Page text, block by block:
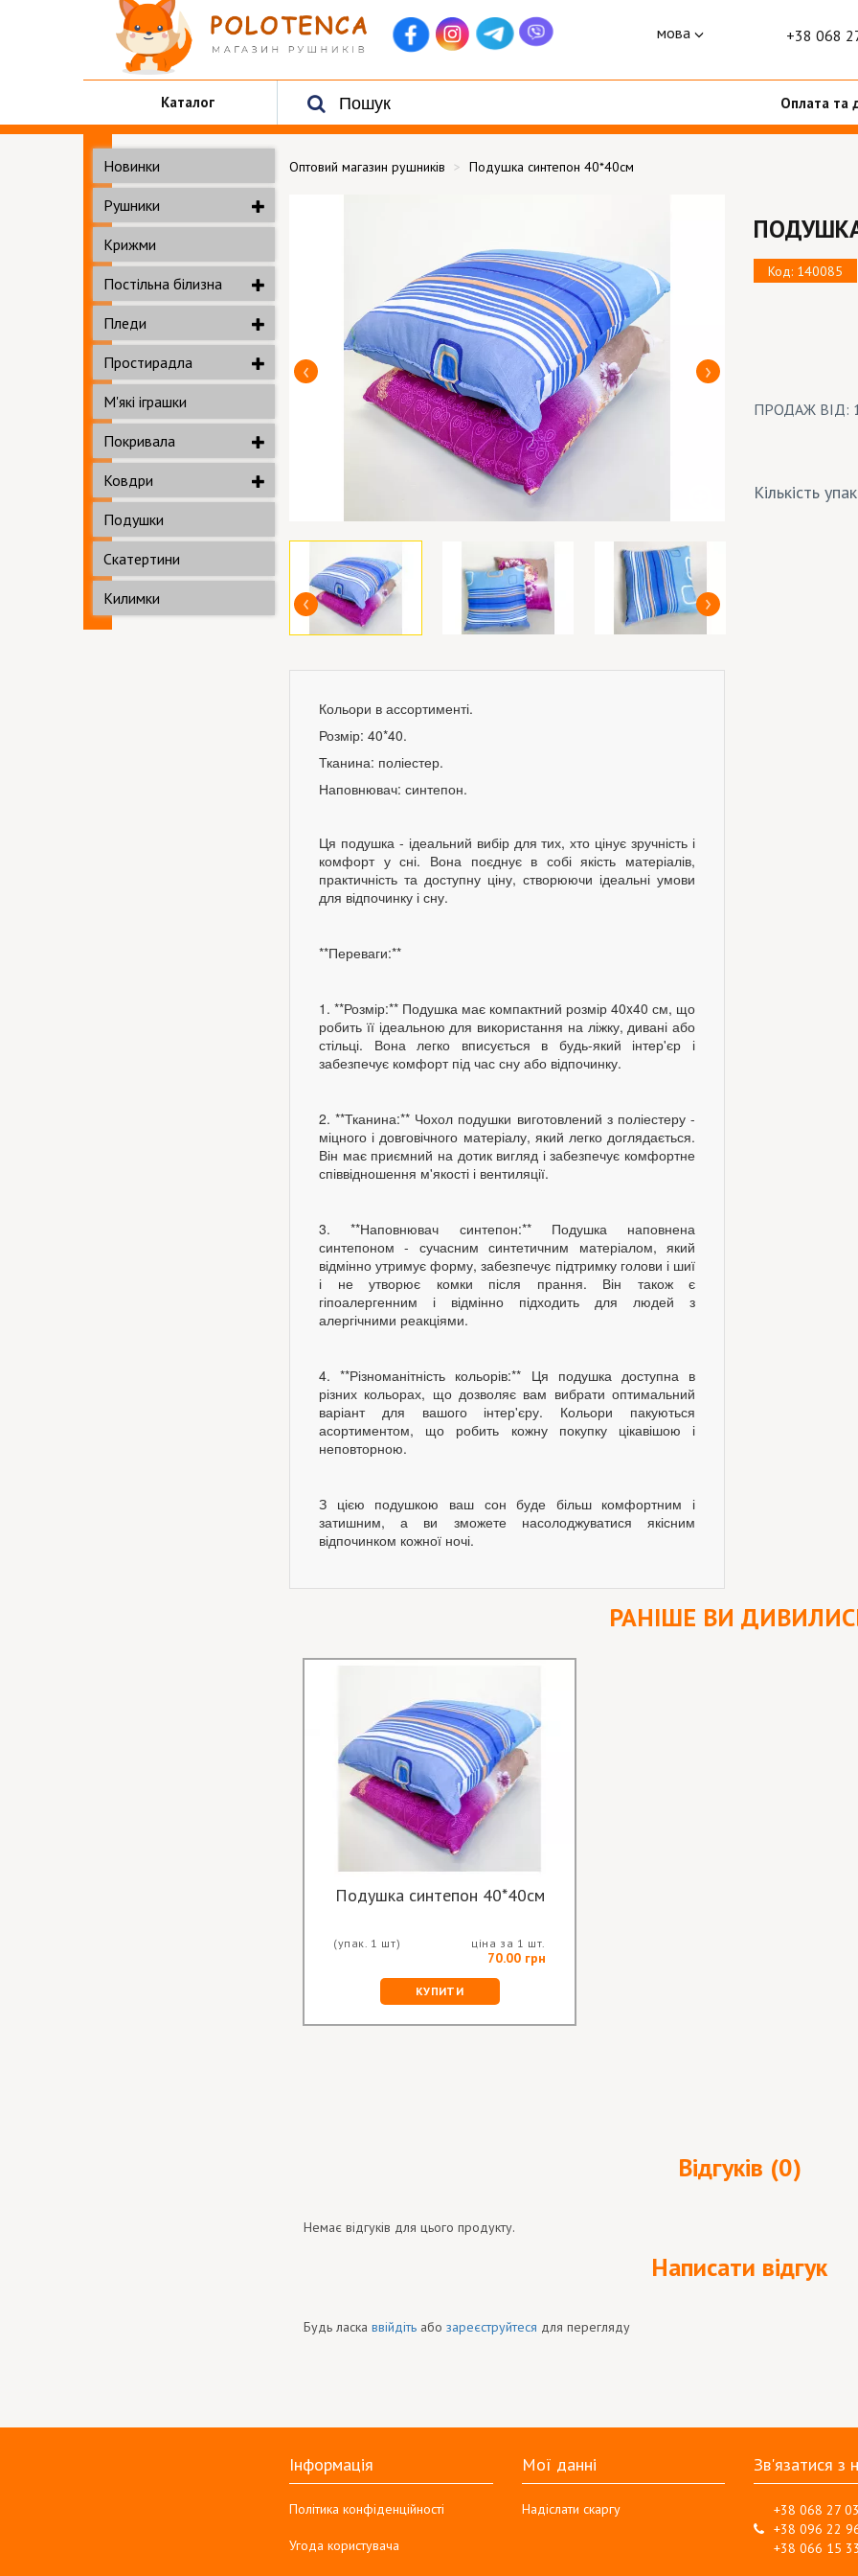
мова +38 068
Каталог Оплата та
Новинки
Рушники
Крижми
Постільна білизна
Пледи
Простирадла
М'які іграшки
Покривала
Ковдри
Подушки
Скатертини
Килимки
Оптовий магазин рушників Подушка синтепон 40*40см
Кольори в ассортименті.
Розмір: 40*40.
Тканина: поліестер.
Наповнювач: синтепон.
Ця подушка - ідеальний вибір для тих, хто цінує зручність і
комфорт у сні. Вона поєднує в собі якість матеріалів,
практичність та доступну ціну, створюючи ідеальні умови
для відпочинку і сну.
**Переваги:**
1. **Розмір:** Подушка має компактний розмір 40x40 см, що
робить її ідеальною для використання на ліжку, дивані або
стільці. Вона легко вписується в будь-який інтер'єр і
забезпечує комфорт під час сну або відпочинку.
2. **Тканина:** Чохол подушки виготовлений з поліестеру -
міцного і довговічного матеріалу, який легко доглядається.
Він має приємний на дотик вигляд і забезпечує комфортне
співвідношення м'якості і вентиляції.
3. **Наповнювач синтепон:** Подушка наповнена
синтепоном - сучасним синтетичним матеріалом, який
відмінно утримує форму, забезпечує підтримку голови і шиї
і не утворює комки після прання. Він також є
гіпоалергенним і відмінно підходить для людей з
алергічними реакціями.
4. **Різноманітність кольорів:** Ця подушка доступна в
різних кольорах, що дозволяє вам вибрати оптимальний
варіант для вашого інтер'єру. Кольори пакуються
асортиментом, що робить кожну покупку цікавішою і
неповторною.
З цією подушкою ваш сон буде більш комфортним і
затишним, а ви зможете насолоджуватися якісним
відпочинком кожної ночі.
Код: 140085
ПРОДАЖ ВІД:
Кількість
РАНІШЕ ВИ
Подушка синтепон 40*40см
(упак. 1 шт) ціна за 1 шт.
70.00 грн
КУПИТИ
Відгуків (0)
Немає відгуків для цього продукту.
Написати відгук
Будь ласка ввійдіть або зареєструйтеся для перегляду
Інформація
Політика конфіденційності
Угода користувача
Мої данні
Надіслати скаргу
Зв'язатися з
+38 068 27
+38 096 22
+38 066 15